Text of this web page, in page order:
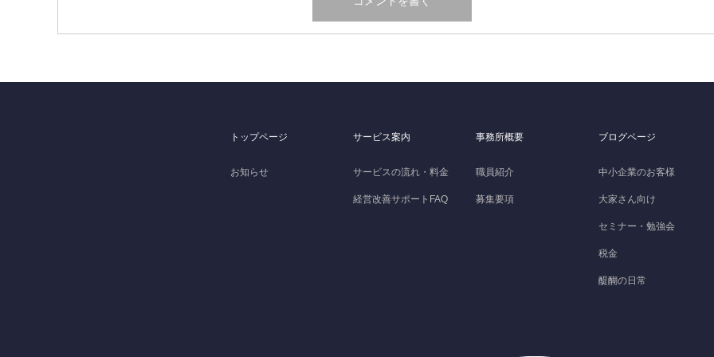
トップページ
お知らせ
サービス案内
サービスの流れ・料金
経営改善サポートFAQ
事務所概要
職員紹介
募集要項
ブログページ
中小企業のお客様
大家さん向け
セミナー・勉強会
税金
醍醐の日常